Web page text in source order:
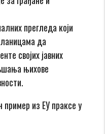
прегледа који
да
својих јавних
њихове
пример из ЕУ праксе у